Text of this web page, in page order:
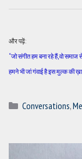
और पढ़ें:
“जो संगीत हम बना रहे हैं, वो
हमने भी जां गंवाई है इस मुल्क की
Categories
Conversations,